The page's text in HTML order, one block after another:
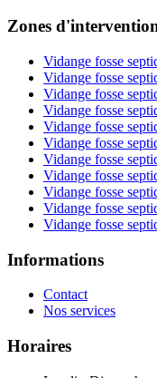
Zones
Vidange fosse
Vidange fosse
Vidange fosse
Vidange fosse
Vidange fosse
Vidange fosse
Vidange fosse
Vidange fosse
Vidange fosse
Vidange fosse
Vidange fosse
Informations
Contact
Nos services
Horaires